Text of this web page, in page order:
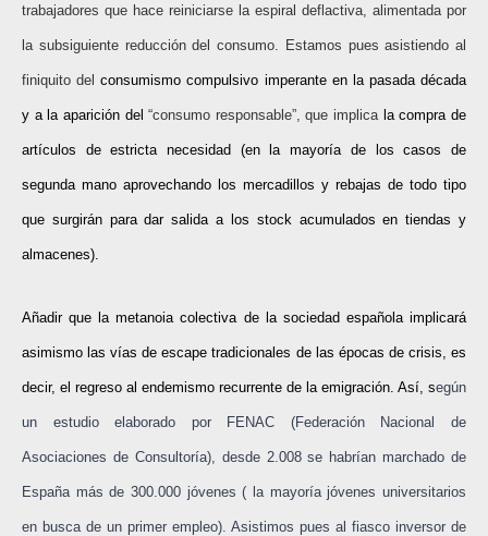
trabajadores que hace reiniciarse la espiral deflactiva, alimentada por
la subsiguiente reducción del consumo. Estamos pues asistiendo al
finiquito delconsumismo compulsivo imperante en la pasada década
y a la aparición del“consumo responsable”, que implica la compra de
artículos de estricta necesidad (en la mayoría de los casos de
segunda mano aprovechando los mercadillos y rebajas de todo tipo
que surgirán para dar salida a los stock acumulados en tiendas y
almacenes).
Añadir que la metanoia colectiva de la sociedad española implicará
asimismo las vías de escape tradicionales de las épocas de crisis, es
decir, el regreso al endemismo recurrente de la emigración. Así, según
un estudio elaborado por FENAC (Federación Nacional de
Asociaciones de Consultoría), desde 2.008 se habrían marchado de
España más de 300.000 jóvenes ( la mayoría jóvenes universitarios
en busca de un primer empleo). Asistimos pues al fiasco inversor de